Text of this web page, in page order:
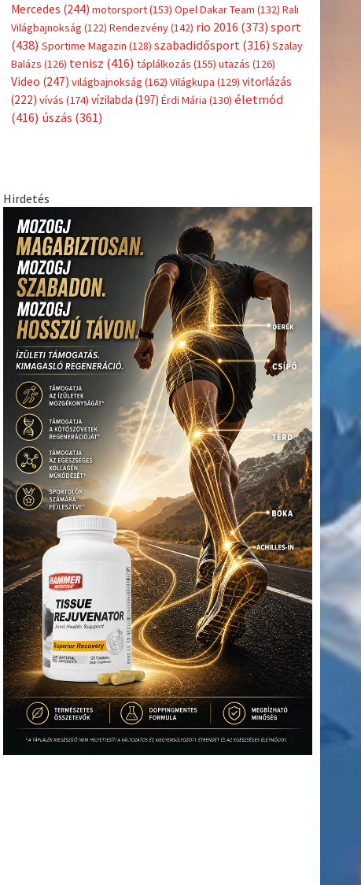
Mercedes (244) motorsport(153) Opel Dakar Team (132) Rali
Világbajnokság (122) Rendezvény(142) rio 2016 (373) sport
(438) Sportime Magazin (128) szabadidősport (316) Szalay
Balázs (126) tenisz (416) táplálkozás (155) utazás (126)
Video (247) világbajnokság (162) Világkupa (129) vitorlázás
(222) vívás (174) vízilabda (197) Érdi Mária (130) életmód
(416) úszás (361)
Hirdetés